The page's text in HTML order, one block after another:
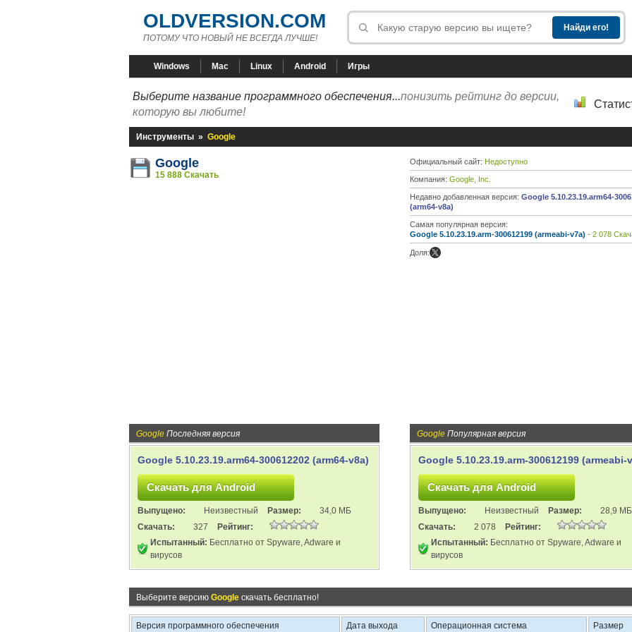
OLDVERSION.COM
ПОТОМУ ЧТО НОВЫЙ НЕ ВСЕГДА ЛУЧШЕ!
Windows Mac Linux Android Игры
Выберите название программного обеспечения...понизить рейтинг до версии,
которую вы любите!
Инструменты » Google
Google
15 888 Скачать
Официальный сайт: Недоступно
Компания: Google, Inc.
Недавно добавленная версия: Google 5.10.23.19.arm64-
(arm64-v8a)
Самая популярная версия:
Google 5.10.23.19.arm-300612199 (armeabi-v7a) - 2 078
Доля:
Google Последняя версия
Google 5.10.23.19.arm64-300612202 (arm64-v8a)
Выпущено: Неизвестный Размер:
34,0 МБ
Скачать:
327
Рейтинг:
Испытанный: Бесплатно от Spyware, Adware и
вирусов
Google Популярная версия
Google 5.10.23.19.arm-300612199 (armeabi-
Выпущено: Неизвестный Размер:
28,9 МБ
Скачать:
2 078
Рейтинг:
Испытанный: Бесплатно от Spyware, Adware и
вирусов
Выберите версию Google скачать бесплатно!
Версия программного обеспечения Дата выхода Операционная система Размер